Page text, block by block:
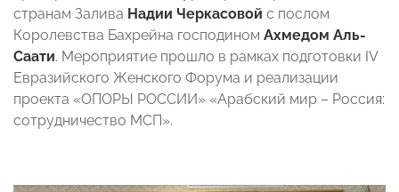
странам Залива Надии Черкасовой с послом
Королевства Бахрейна господином Ахмедом Аль-
Саати. Мероприятие прошло в рамках подготовки IV
Евразийского Женского Форума и реализации
проекта «ОПОРЫ РОССИИ» «Арабский мир – Россия:
сотрудничество МСП».